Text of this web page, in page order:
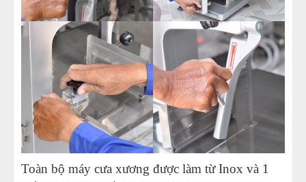
Toàn bộ máy cưa xương được làm từ Inox và 1